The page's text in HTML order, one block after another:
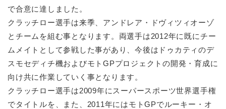
で合意に達しました。
クラッチロー選手は来季、アンドレア・ドヴィツィオーゾ
とチームを組む事となります。両選手は2012年に既にチー
ムメイトとして参戦した事があり、今後はドゥカティのデ
スモセディチ機およびモトGPプロジェクトの開発・育成に
向け共に作業していく事となります。
クラッチロー選手は2009年にスーパースポーツ世界選手権
でタイトルを、また、2011年にはモトGPでルーキー・オ